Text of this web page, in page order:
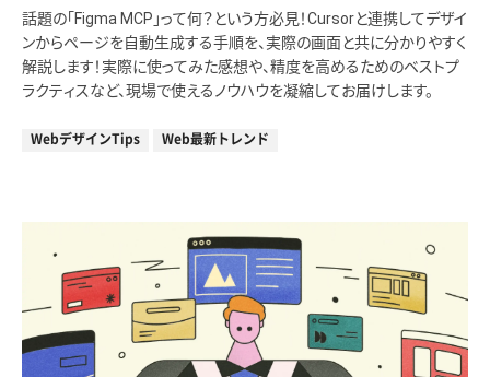
話題の「Figma MCP」って何？という方必見！Cursorと連携してデザイ
ンからページを自動生成する手順を、実際の画面と共に分かりやすく
解説します！実際に使ってみた感想や、精度を高めるためのベストプ
ラクティスなど、現場で使えるノウハウを凝縮してお届けします。
WebデザインTips Web最新トレンド